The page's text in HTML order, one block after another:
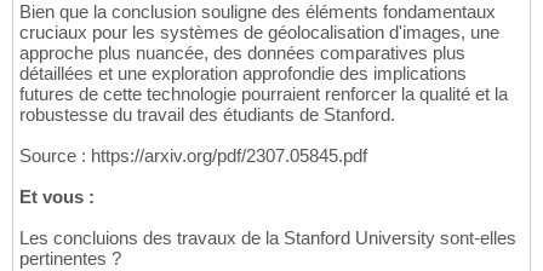
Bien que la conclusion souligne des éléments fondamentaux
cruciaux pour les systèmes de géolocalisation d'images, une
approche plus nuancée, des données comparatives plus
détaillées et une exploration approfondie des implications
futures de cette technologie pourraient renforcer la qualité et la
robustesse du travail des étudiants de Stanford.
Source : https://arxiv.org/pdf/2307.05845.pdf
Et vous :
Les concluions des travaux de la Stanford University sont-elles
pertinentes ?